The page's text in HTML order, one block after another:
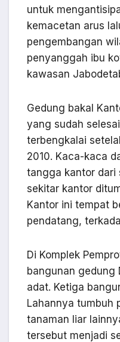
untuk
kemacetan arus
pengembangan
penyanggah ibu
kawasan
Gedung bakal
yang sudah
terbengkalai
2010. Kaca-kaca
tangga kantor dari
sekitar kantor
Kantor ini tempat
pendatang,
Di Komplek
bangunan gedung
adat. Ketiga
Lahannya tumbuh
tanaman liar
tersebut menjadi